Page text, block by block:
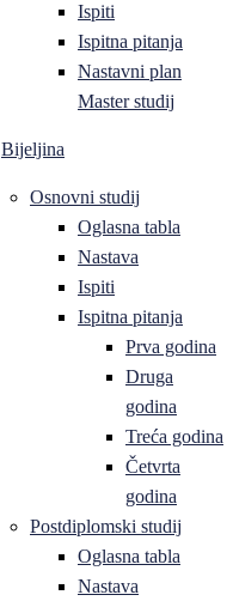
Ispiti
Ispitna pitanja
Nastavni plan
Master studij
Bijeljina
Osnovni studij
Oglasna tabla
Nastava
Ispiti
Ispitna pitanja
Prva godina
Druga
godina
Treća godina
Četvrta
godina
Postdiplomski studij
Oglasna tabla
Nastava